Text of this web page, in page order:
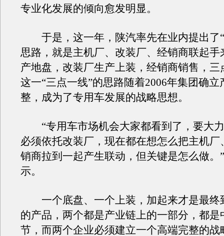
专业化发展的倾向愈发明显。
于是，这一年，陕汽率先在业内提出了“
思路，就是主机厂、改装厂、经销商联起手
产地盘，改装厂生产上装，经销商销售，三
这一“三点一线”的思路随着2006年集团确立
整，成为了专用车发展的战略思想。
“专用车市场机会大家都看到了，要大
必须依托改装厂，现在都在想怎么把主机厂
销商拉到一起产生联动，但关键是怎么做。
示。
一个底盘、一个上装，加起来才是最终
的产品，两个都是产业链上的一部分，都是
节，而两个企业必须建立一个高端完整的战